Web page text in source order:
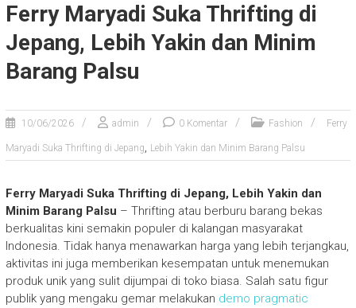
Ferry Maryadi Suka Thrifting di
Jepang, Lebih Yakin dan Minim
Barang Palsu
10/06/2026 admin 0 Komentar Fashion Ferry
Maryadi Suka Thrifting di Jepang, Lebih Yakin dan Minim Barang Palsu
Ferry Maryadi Suka Thrifting di Jepang, Lebih Yakin dan
Minim Barang Palsu – Thrifting atau berburu barang bekas
berkualitas kini semakin populer di kalangan masyarakat
Indonesia. Tidak hanya menawarkan harga yang lebih terjangkau,
aktivitas ini juga memberikan kesempatan untuk menemukan
produk unik yang sulit dijumpai di toko biasa. Salah satu figur
publik yang mengaku gemar melakukan demo pragmatic